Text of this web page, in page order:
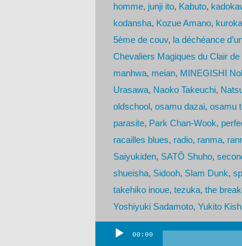
homme, junji ito, Kabuto,
kodansha, Kozue Amano,
5ème de couv, la déchéance
Chevaliers Magiques du Clair de
manhwa, meian, MINEGISHI
Urasawa, Naoko Takeuchi,
oldschool, osamu dazai, osamu
parasite, Park Chan-Wook,
racailles blues, radio, ranma,
Saiyukiden, SATÔ Shuho,
shueisha, Sidooh, Slam Dunk,
takehiko inoue, tezuka, the
Yoshiyuki Sadamoto, Yukito
00:00